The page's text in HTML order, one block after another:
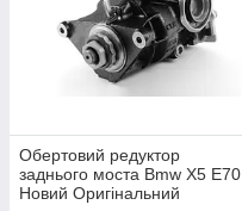
Обертовий редуктор
заднього моста Bmw X5 E70
Новий Оригінальний